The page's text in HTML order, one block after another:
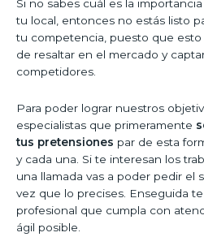
Si no sabes cuál es la
tu local, entonces no estás listo
tu competencia, puesto que
de resaltar en el mercado y
competidores.
Para poder lograr nuestros
especialistas que primeramente
tus pretensiones par de esta
y cada una. Si te interesan los
una llamada vas a poder pedir el
vez que lo precises. Enseguida
profesional que cumpla con
ágil posible.